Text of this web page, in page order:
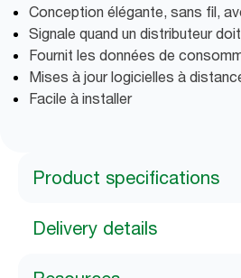
Conception élégante, sans fil,
Signale quand un distributeur
Fournit les données de
Mises à jour logicielles à
Facile à installer
Product specifications
Delivery details